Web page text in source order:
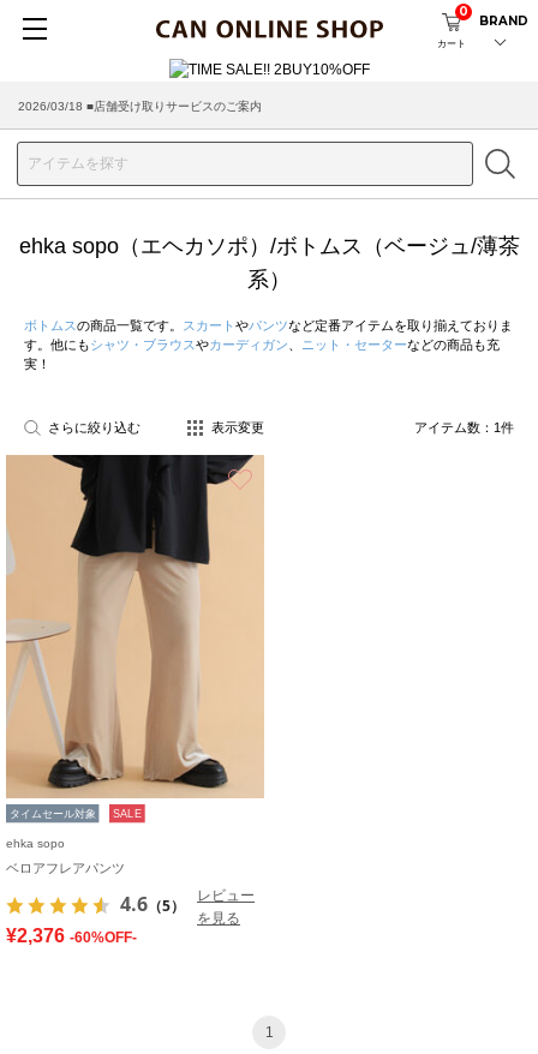
カート
0
BRAND
2026/03/18 ■店舗受け取りサービスのご案内
ehka sopo（エヘカソポ）/ボトムス（ベージュ/薄茶
系）
ボトムスの商品一覧です。 スカート やパンツなど定番アイテムを取り揃えておりま
す。他にもシャツ・ブラウスやカーディガン ニット・セーターなどの商品も充
実！
さらに絞り込む 表示変更 アイテム数： 1件
タイムセール対象 SALE
ehka sopo
ベロアフレアパンツ
4.6 （5）
レビュー
を見る
¥2,376 -60%OFF-
1